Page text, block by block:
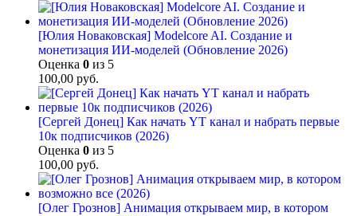
[Юлия Новаковская] Modelcore AI. Создание и
монетизация ИИ-моделей (Обновление 2026)
Оценка 0 из 5
100,00 руб.
[Сергей Донец] Как начать YT канал и набрать первые
10к подписчиков (2026)
Оценка 0 из 5
100,00 руб.
[Олег Грознов] Анимация открываем мир, в котором